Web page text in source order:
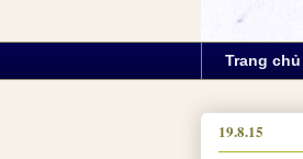
Trang chủ
19.8.15